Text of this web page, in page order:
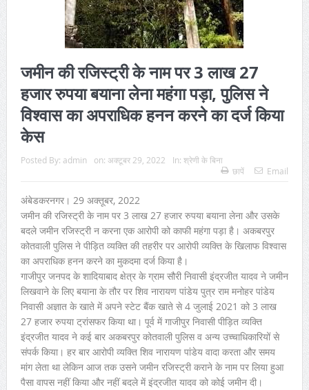
जमीन की रजिस्ट्री के नाम पर 3 लाख 27
हजार रुपया बयाना लेना महंगा पड़ा, पुलिस ने
विश्वास का अपराधिक हनन करने का दर्ज किया
केस
Posted By: admin on: अक्टूबर 29, 2022 In: श्रेणी के बिना
छापें
Email
अंबेडकरनगर। 29 अक्तूबर, 2022
जमीन की रजिस्ट्री के नाम पर 3 लाख 27 हजार रुपया बयाना लेना और उसके
बदले जमीन रजिस्ट्री न करना एक आरोपी को काफी महंगा पड़ा है। अकबरपुर
कोतवाली पुलिस ने पीड़ित व्यक्ति की तहरीर पर आरोपी व्यक्ति के खिलाफ विश्वास
का अपराधिक हनन करने का मुकदमा दर्ज किया है।
गाजीपुर जनपद के शादियाबाद क्षेत्र के ग्राम सौरी निवासी इंद्रजीत यादव ने जमीन
लिखवाने के लिए बयाना के तौर पर शिव नारायण पांडेय पुत्र राम मनोहर पांडेय
निवासी अज्ञात के खाते में अपने स्टेट बैंक खाते से 4 जुलाई 2021 को 3 लाख
27 हजार रुपया ट्रांसफर किया था। पूर्व में गाजीपुर निवासी पीड़ित व्यक्ति
इंद्रजीत यादव ने कई बार अकबरपुर कोतवाली पुलिस व अन्य उच्चाधिकारियों से
संपर्क किया। हर बार आरोपी व्यक्ति शिव नारायण पांडेय वादा करता और समय
मांग लेता था लेकिन आज तक उसने जमीन रजिस्ट्री कराने के नाम पर लिया हुआ
पैसा वापस नहीं किया और नहीं बदले में इंद्रजीत यादव को कोई जमीन दी।